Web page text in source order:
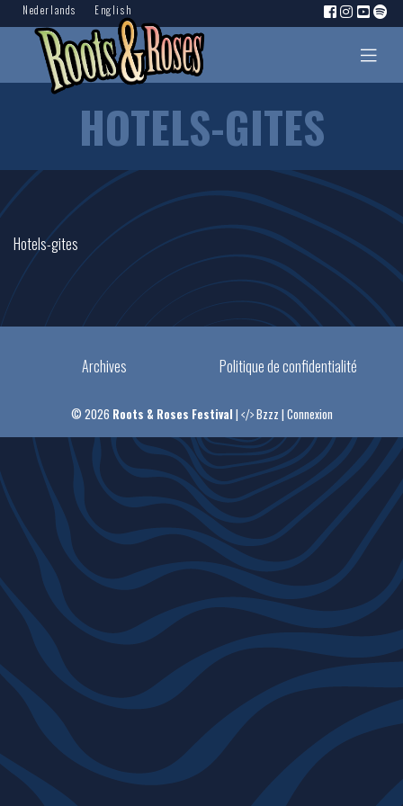
Nederlands English
HOTELS-GITES
Hotels-gites
Archives Politique de confidentialité
© 2026 Roots & Roses Festival | Bzzz | Connexion